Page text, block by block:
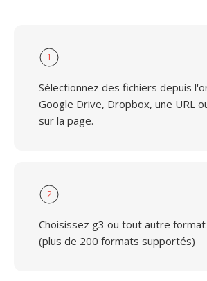
1
Sélectionnez des fichiers depuis
Google Drive, Dropbox, une URL
sur la page.
2
Choisissez g3 ou tout autre
(plus de 200 formats supportés)